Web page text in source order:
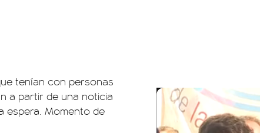
tenían con personas
a partir de una noticia
espera. Momento de